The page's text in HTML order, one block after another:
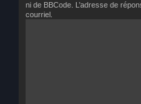
ni de BBCode. L’adresse de
courriel.